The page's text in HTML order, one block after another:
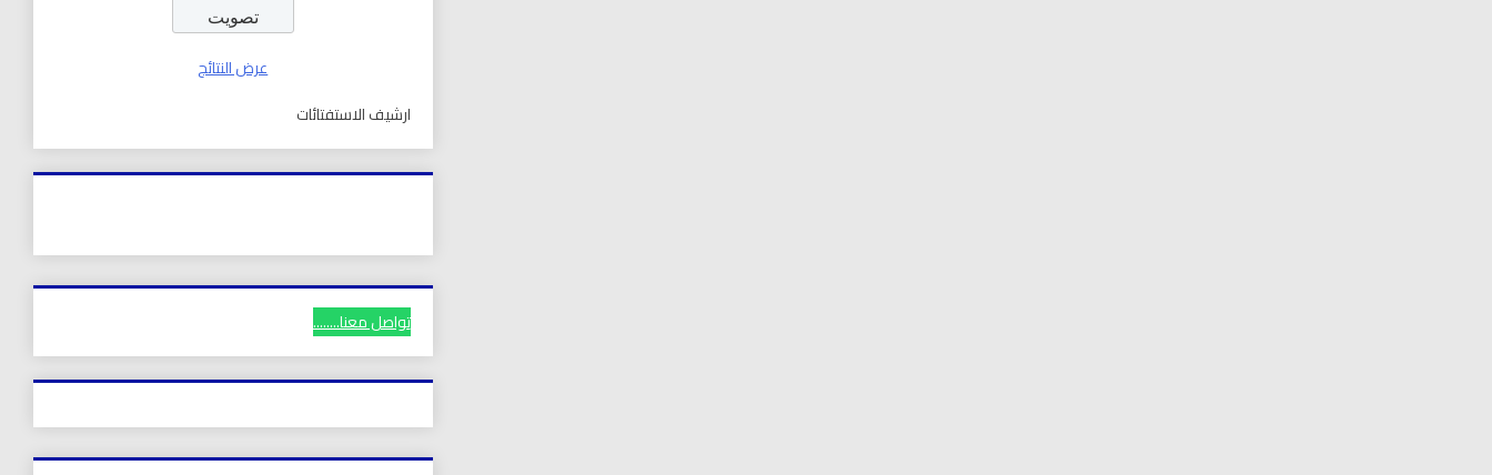
عرض النتائج
ارشيف الاستفتائات
تواصل معنا........